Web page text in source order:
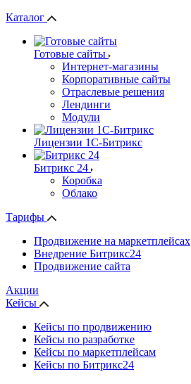
Каталог
Готовые сайты
Интернет-магазины
Корпоративные сайты
Отраслевые решения
Лендинги
Модули
Лицензии 1С-Битрикс
Битрикс 24
Коробка
Облако
Тарифы
Продвижение на маркетплейсах
Внедрение Битрикс24
Продвижение сайта
Акции
Кейсы
Кейсы по продвижению
Кейсы по разработке
Кейсы по маркетплейсам
Кейсы по Битрикс24